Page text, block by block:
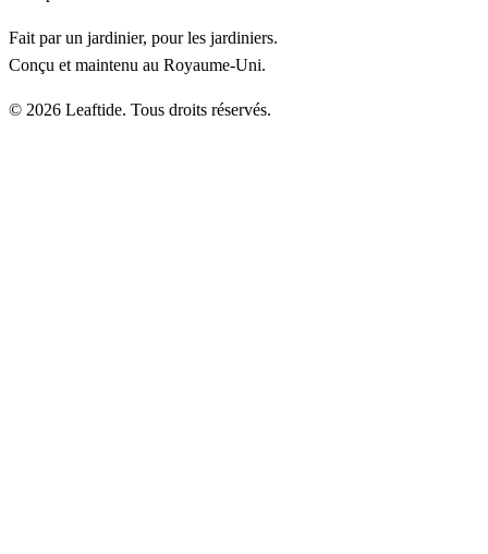
Fait par un jardinier, pour les jardiniers.
Conçu et maintenu au Royaume-Uni.
© 2026 Leaftide. Tous droits réservés.